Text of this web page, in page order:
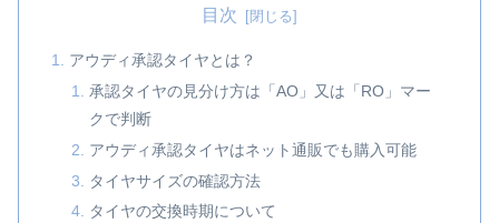
目次
アウディ承認タイヤとは？
承認タイヤの見分け方は「AO」又は「RO」マー
クで判断
アウディ承認タイヤはネット通販でも購入可能
タイヤサイズの確認方法
タイヤの交換時期について